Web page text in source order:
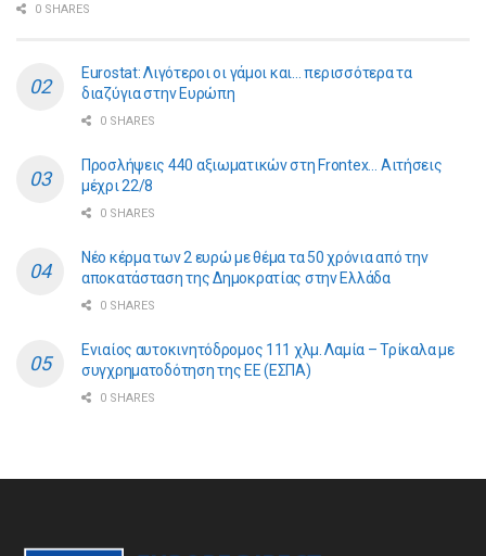
0 SHARES
Eurostat: Λιγότεροι οι γάμοι και… περισσότερα τα
διαζύγια στην Ευρώπη
0 SHARES
Προσλήψεις 440 αξιωματικών στη Frontex… Αιτήσεις
μέχρι 22/8
0 SHARES
Νέο κέρμα των 2 ευρώ με θέμα τα 50 χρόνια από την
αποκατάσταση της Δημοκρατίας στην Ελλάδα
0 SHARES
Ενιαίος αυτοκινητόδρομος 111 χλμ. Λαμία – Τρίκαλα με
συγχρηματοδότηση της ΕE (ΕΣΠΑ)
0 SHARES